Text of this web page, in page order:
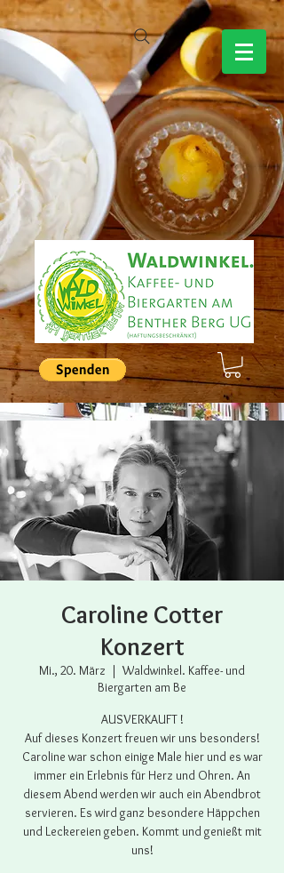
Caroline Cotter
Konzert
Mi., 20. März
  |
Waldwinkel. Kaffee- und
Biergarten am Be
AUSVERKAUFT !
Auf dieses Konzert freuen wir uns besonders!
Caroline war schon einige Male hier und es war
immer ein Erlebnis für Herz und Ohren. An
diesem Abend werden wir auch ein Abendbrot
servieren. Es wird ganz besondere Häppchen
und Leckereien geben. Kommt und genießt mit
uns!